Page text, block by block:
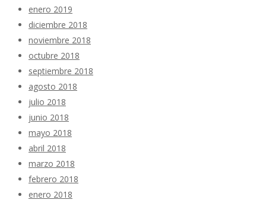
enero 2019
diciembre 2018
noviembre 2018
octubre 2018
septiembre 2018
agosto 2018
julio 2018
junio 2018
mayo 2018
abril 2018
marzo 2018
febrero 2018
enero 2018